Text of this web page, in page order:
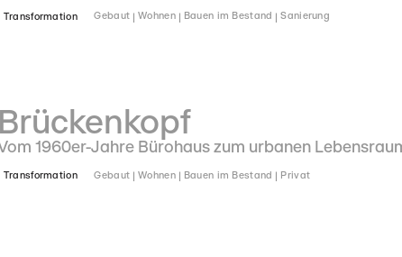
Transformation Gebaut Wohnen Bauen im Bestand Sanierung
Brückenkopf
1960er-Jahre Bürohaus zum urbanen
Transformation Gebaut Wohnen Bauen im Bestand Privat